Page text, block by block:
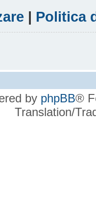
| Politica
by phpBB®
Translation/